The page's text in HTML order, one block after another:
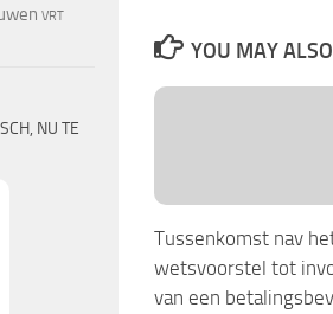
YOU MAY
Tussenkomst nav
wetsvoorstel tot
van een
VRT
NU TE